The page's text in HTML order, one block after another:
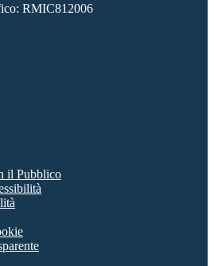
RMIC812006
il Pubblico